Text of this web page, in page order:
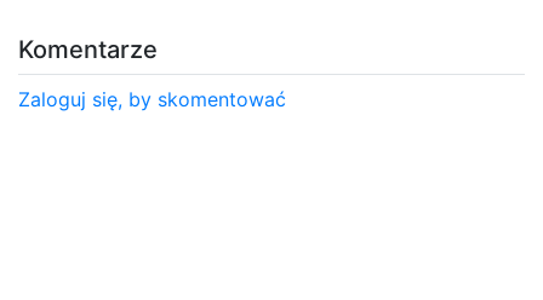
Komentarze
Zaloguj się, by skomentować